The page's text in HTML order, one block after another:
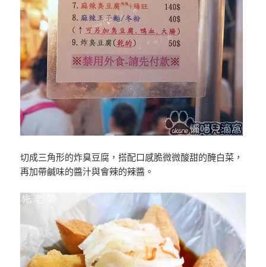
切成三角形的炸臭豆腐，搭配口感脆微微酸甜的醃白菜，
再加帶鹹味的醬汁與會辣的辣醬。